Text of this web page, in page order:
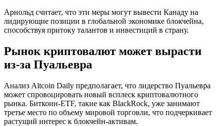
Арнольд считает, что эти меры могут вывести Канаду на
лидирующие позиции в глобальной экономике блокчейна,
способствуя притоку талантов и инвестиций в страну.
Рынок криптовалют может вырасти
из-за Пуальевра
Анализ Altcoin Daily предполагает, что лидерство Пуальевра
может спровоцировать новый всплеск криптовалютного
рынка. Биткоин-ETF, такие как BlackRock, уже занимают
третье место по объему мировой торговли, что подчеркивает
растущий интерес к блокчейн-активам.